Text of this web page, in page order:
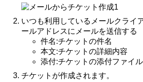
いつも利用しているメールクライ
ールアドレスにメールを送信する
件名:チケットの件名
本文:チケットの詳細内容
添付:チケットの添付ファイル
チケットが作成されます。